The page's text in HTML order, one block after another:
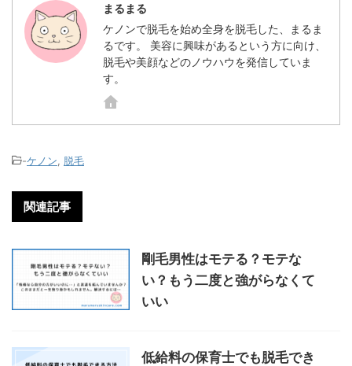
まるまる
ケノンで脱毛を始め全身を脱毛した、まるま
るです。 美容に興味があるという方に向け、
脱毛や美顔などのノウハウを発信していま
す。
-ケノン 脱毛
関連記事
剛毛男性はモテる？モテな
い？もう二度と強がらなくて
いい
低給料の保育士でも脱毛でき